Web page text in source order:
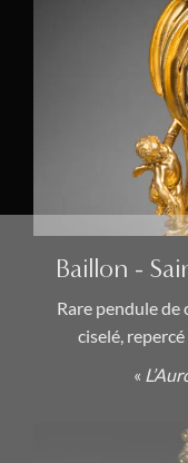
Baillon -
Rare pendule
ciselé,
«